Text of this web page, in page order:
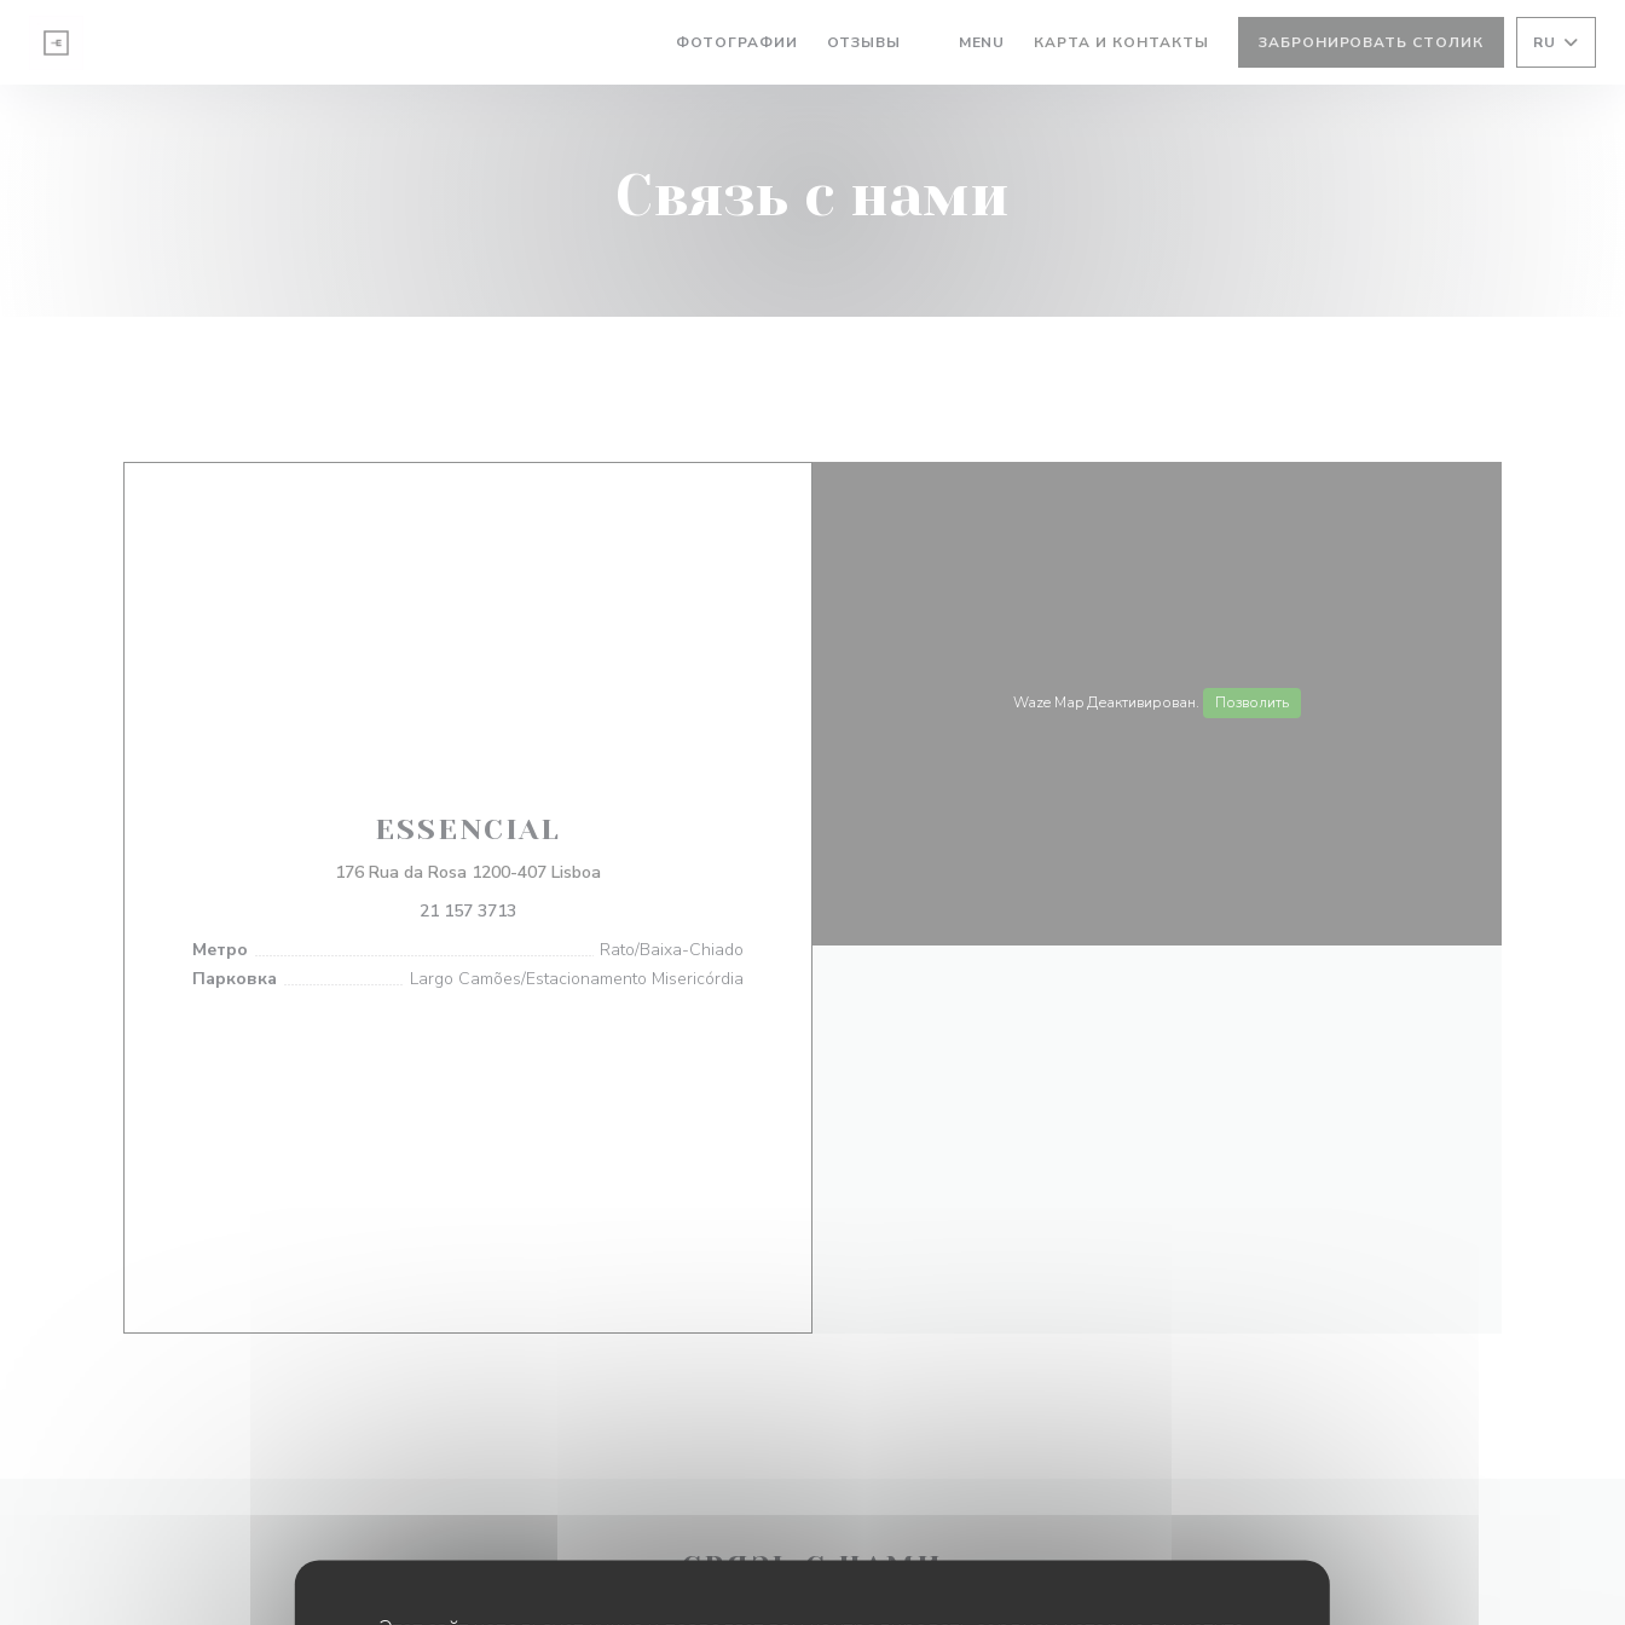
ФОТОГРАФИИ ОТЗЫВЫ MENU ((ОТКРЫВАЕТСЯ В НОВОМ ОКНЕ))
КАРТА И КОНТАКТЫ ЗАБРОНИРОВАТЬ СТОЛИК RU
Связь с нами
ESSENCIAL
176 Rua da Rosa 1200-407 Lisboa
21 157 3713
Метро
Rato/Baixa-Chiado
Парковка
Largo Camões/Estacionamento Misericórdia
Waze Map Деактивирован. Позволить
СВЯЗЬ С НАМИ